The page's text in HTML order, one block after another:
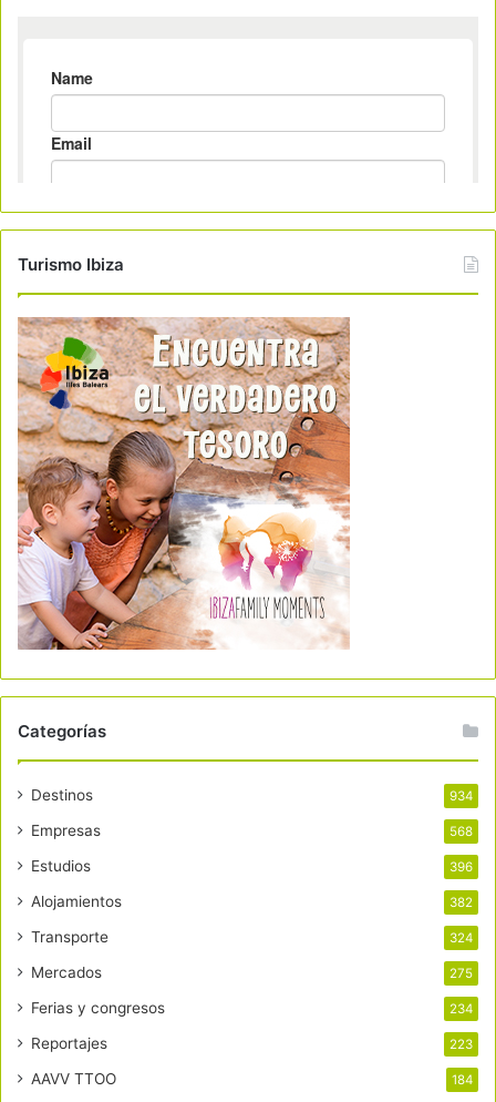
Turismo Ibiza
Categorías
Destinos 934
Empresas 568
Estudios 396
Alojamientos 382
Transporte 324
Mercados 275
Ferias y congresos 234
Reportajes 223
AAVV TTOO 184